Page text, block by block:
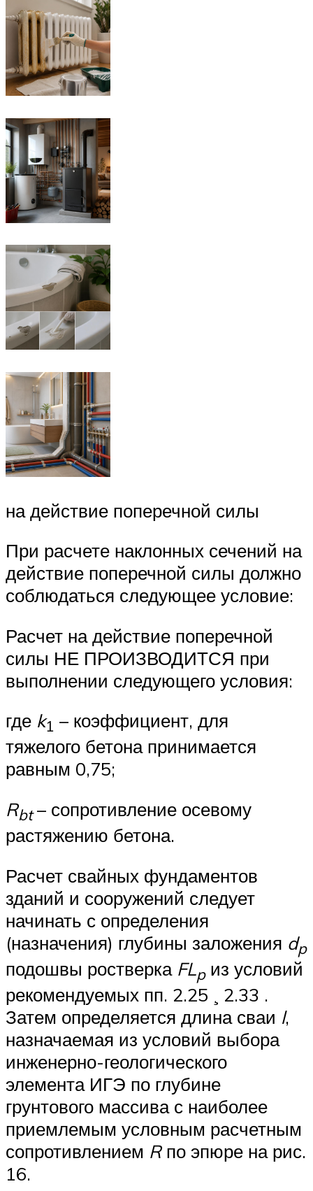
на действие поперечной силы
При расчете наклонных сечений на
действие поперечной силы должно
соблюдаться следующее условие:
Расчет на действие поперечной
силы НЕ ПРОИЗВОДИТСЯ при
выполнении следующего условия:
где k1 – коэффициент, для
тяжелого бетона принимается
равным 0,75;
Rbt– сопротивление осевому
растяжению бетона.
Расчет свайных фундаментов
зданий и сооружений следует
начинать с определения
(назначения) глубины заложения dp
подошвы ростверка FLpиз условий
рекомендуемых пп. 2.25 ¸ 2.33 .
Затем определяется длина сваи l,
назначаемая из условий выбора
инженерно-геологического
элемента ИГЭ по глубине
грунтового массива с наиболее
приемлемым условным расчетным
сопротивлением Rпо эпюре на рис.
16.